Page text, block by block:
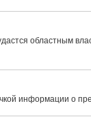
областным
информации о